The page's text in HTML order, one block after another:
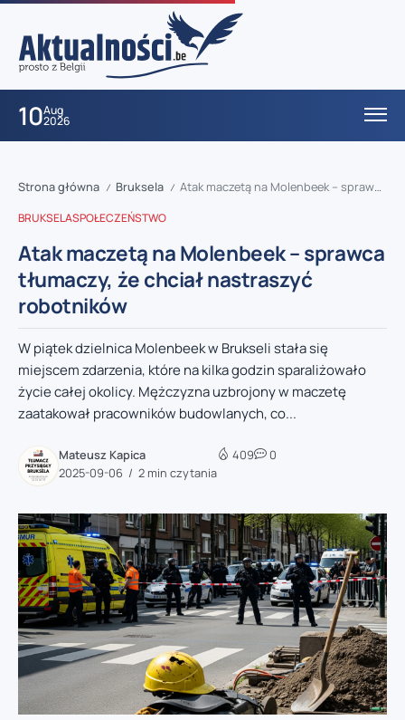
10Aug
2026
Strona główna / Bruksela / Atak maczetą na Molenbeek – sprawca tłumaczy, że chciał nastraszyć robotników
BRUKSELASPOŁECZEŃSTWO
Atak maczetą na Molenbeek – sprawca
tłumaczy, że chciał nastraszyć
robotników
W piątek dzielnica Molenbeek w Brukseli stała się
miejscem zdarzenia, które na kilka godzin sparaliżowało
życie całej okolicy. Mężczyzna uzbrojony w maczetę
zaatakował pracowników budowlanych, co...
Mateusz Kapica
2025-09-06
2 min czytania
409 0